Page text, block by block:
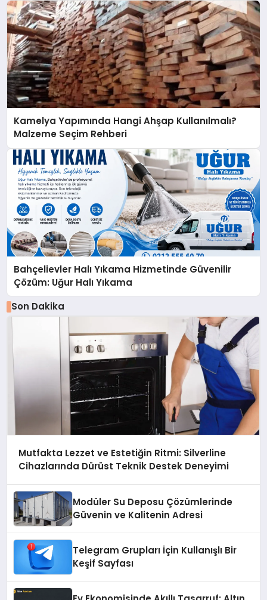
Kamelya Yapımında Hangi Ahşap Kullanılmalı?
Malzeme Seçim Rehberi
Bahçelievler Halı Yıkama Hizmetinde Güvenilir
Çözüm: Uğur Halı Yıkama
Son Dakika
Mutfakta Lezzet ve Estetiğin Ritmi: Silverline
Cihazlarında Dürüst Teknik Destek Deneyimi
Modüler Su Deposu Çözümlerinde
Güvenin ve Kalitenin Adresi
Telegram Grupları İçin Kullanışlı Bir
Keşif Sayfası